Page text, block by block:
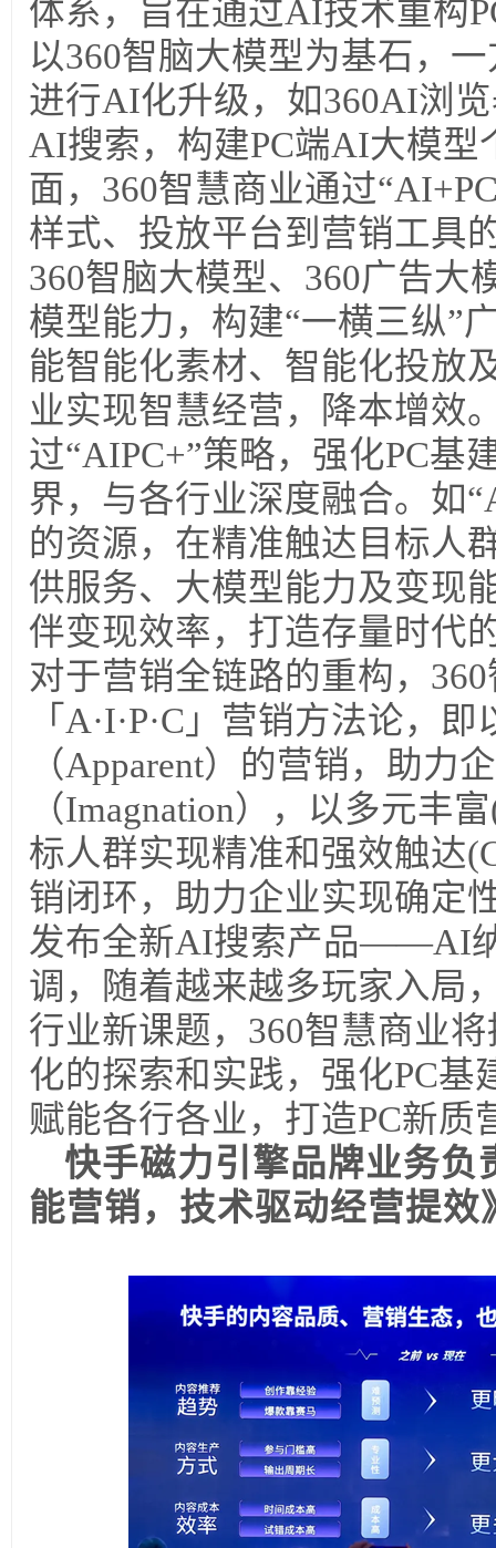
体系，旨在通过AI技术重构
以360智脑大模型为基石，
进行AI化升级，如360AI浏
AI搜索，构建PC端AI大模型
面，360智慧商业通过
样式、投放平台到营销工具
360智脑大模型、360广告大
模型能力，构建“一横三纵”
能智能化素材、智能化投放
业实现智慧经营，降本增效
过“AIPC+”策略，强化PC基
界，与各行业深度融合。如
的资源，在精准触达目标人
供服务、大模型能力及变现
伴变现效率，打造存量时代
对于营销全链路的重构，
「A·I·P·C」营销方法论，
（Apparent）的营销，助力
（Imagnation），以多元丰
标人群实现精准和强效触达
销闭环，助力企业实现确定
发布全新AI搜索产品——AI
调，随着越来越多玩家入局
行业新课题，360智慧商业
化的探索和实践，强化PC基
赋能各行各业，打造PC新质
快手磁力引擎品牌业务
能营销，技术驱动经营提效